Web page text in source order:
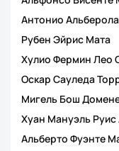
Антонио
Рубен Эйрис Мата
Хулио Фермин Лео
Оскар Сауледа
Мигель Бош
Хуан Мануэль Руис
Альберто Фуэнте